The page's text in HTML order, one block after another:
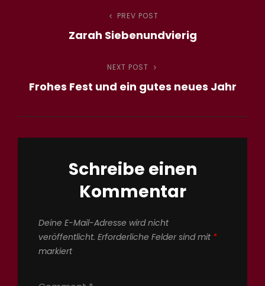
Beitragsnavigation
Previous
Post
PREV POST
Zarah Siebenundvierig
Next
Post
NEXT POST
Frohes Fest und ein gutes neues Jahr
Schreibe einen
Kommentar
Deine E-Mail-Adresse wird nicht
veröffentlicht. Erforderliche Felder sind mit *
markiert